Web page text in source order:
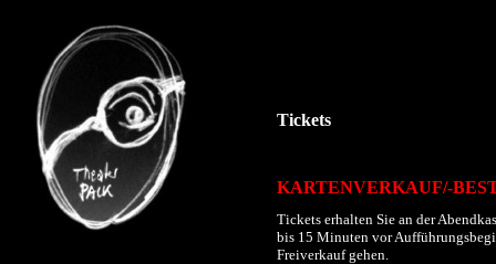
Tickets
KARTENVERKAUF/-
Tickets erhalten Sie an der
bis 15 Minuten vor
Freiverkauf gehen.